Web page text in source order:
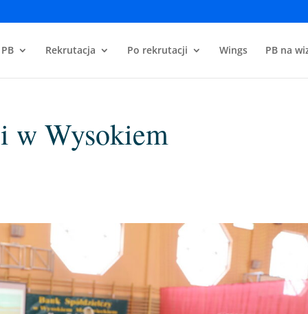
Rekrutacja Po rekrutacji Wings PB na
w Wysokiem